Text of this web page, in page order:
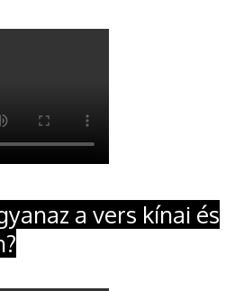
a vers kínai és